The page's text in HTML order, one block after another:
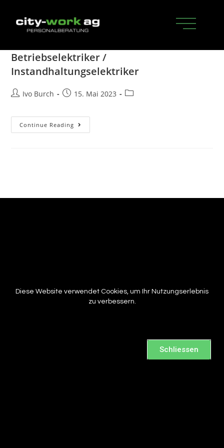
Betriebselektriker /
Instandhaltungselektriker
Ivo Burch 15. Mai 2023
Continue Reading
Diese Website verwendet Cookies, um Ihr Nutzungserlebnis
zu verbessern.
Schliessen